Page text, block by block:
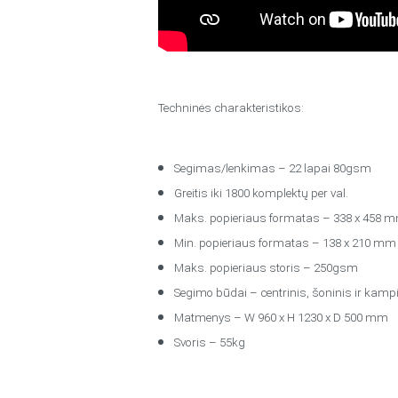
Techninės charakteristikos:
Segimas/lenkimas – 22 lapai 80gsm
Greitis iki 1800 komplektų per val.
Maks. popieriaus formatas – 338 x 458
Min. popieriaus formatas – 138 x 210 mm
Maks. popieriaus storis – 250gsm
Segimo būdai – centrinis, šoninis ir
Matmenys – W 960 x H 1230 x D 500 mm
Svoris – 55kg